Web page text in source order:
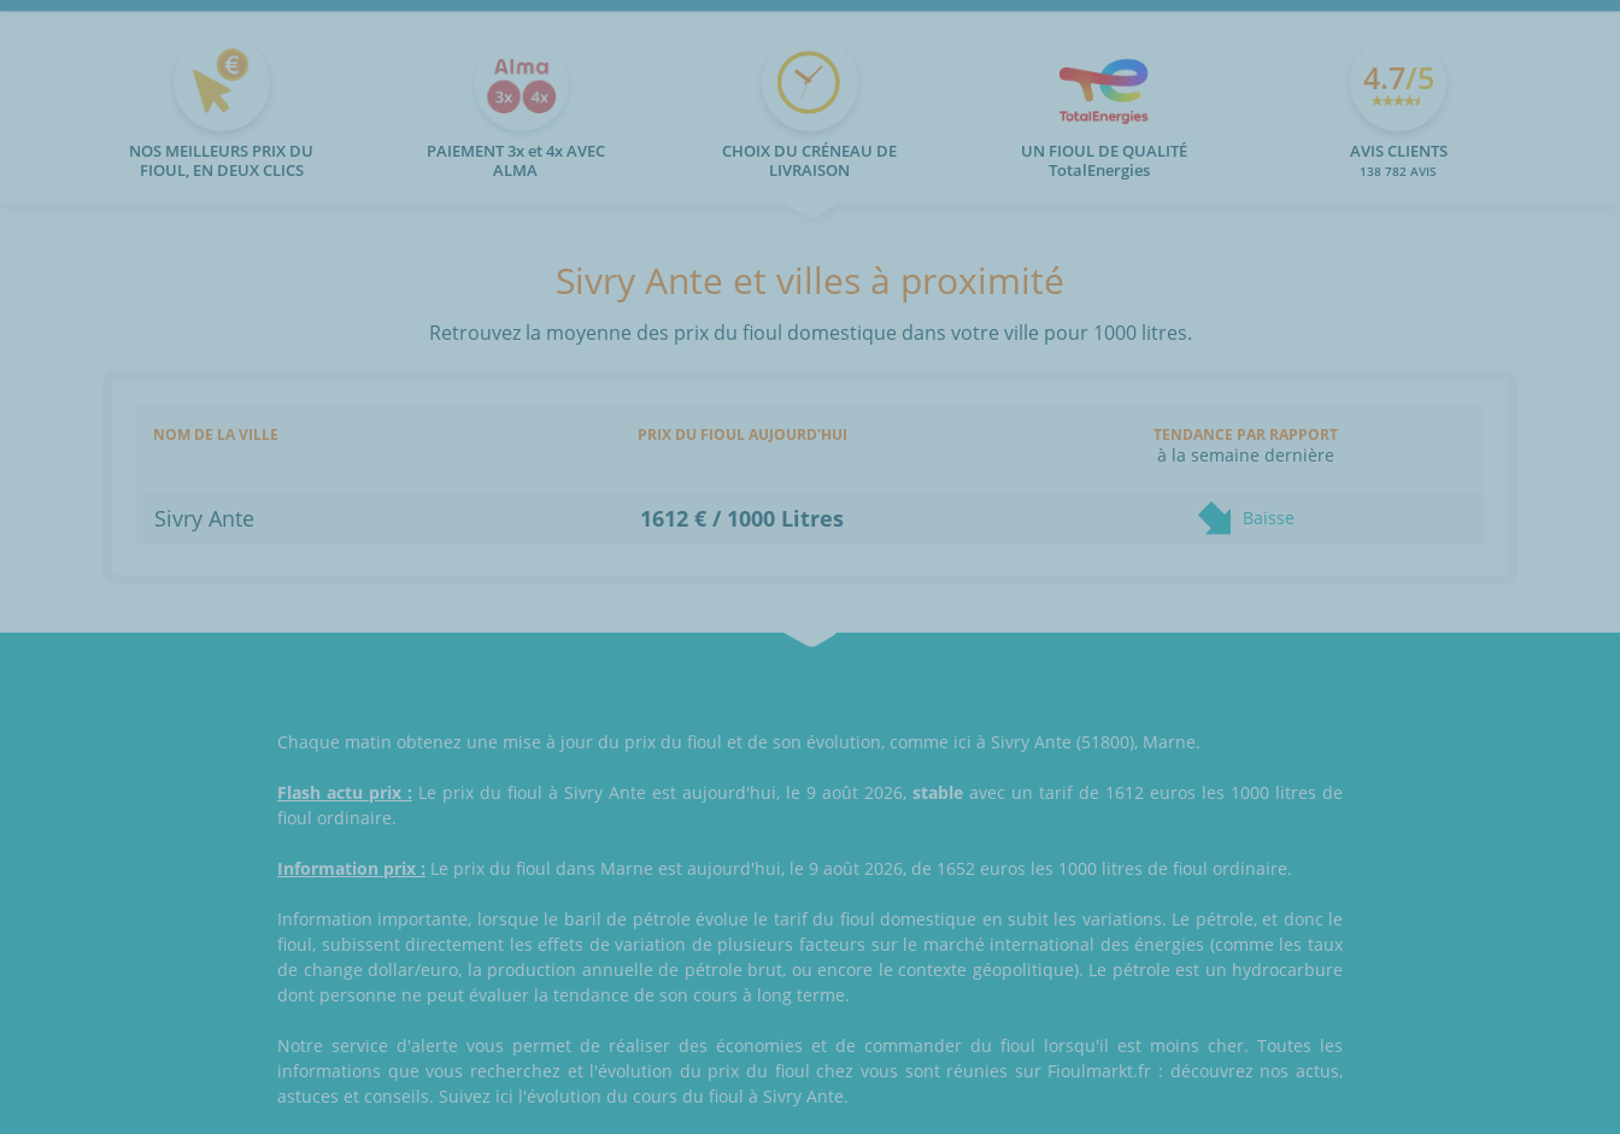
NOS MEILLEURS PRIX DU
FIOUL, EN DEUX CLICS
PAIEMENT 3x et 4x AVEC
ALMA
CHOIX DU CRÉNEAU DE
LIVRAISON
UN FIOUL DE QUALITÉ
TotalEnergies
4.7/5
AVIS CLIENTS
138 782 AVIS
Sivry Ante et villes à proximité
Retrouvez la moyenne des prix du fioul domestique dans votre ville pour 1000 litres.
NOM DE LA VILLE PRIX DU FIOUL AUJOURD'HUI TENDANCE PAR RAPPORT
à la semaine dernière
Sivry Ante 1612 € / 1000 Litres Baisse
Chaque matin obtenez une mise à jour du prix du fioul et de son évolution, comme ici à Sivry Ante (51800), Marne.
Flash actu prix : Le prix du fioul à Sivry Ante est aujourd'hui, le 9 août 2026, stable avec un tarif de 1612 euros les 1000 litres de
fioul ordinaire.
Information prix : Le prix du fioul dans Marne est aujourd'hui, le 9 août 2026, de 1652 euros les 1000 litres de fioul ordinaire.
Information importante, lorsque le baril de pétrole évolue le tarif du fioul domestique en subit les variations. Le pétrole, et donc le
fioul, subissent directement les effets de variation de plusieurs facteurs sur le marché international des énergies (comme les taux
de change dollar/euro, la production annuelle de pétrole brut, ou encore le contexte géopolitique). Le pétrole est un hydrocarbure
dont personne ne peut évaluer la tendance de son cours à long terme.
Notre service d'alerte vous permet de réaliser des économies et de commander du fioul lorsqu'il est moins cher. Toutes les
informations que vous recherchez et l'évolution du prix du fioul chez vous sont réunies sur Fioulmarkt.fr : découvrez nos actus,
astuces et conseils. Suivez ici l'évolution du cours du fioul à Sivry Ante.